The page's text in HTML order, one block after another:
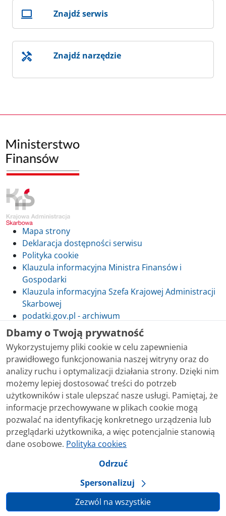
Znajdź serwis
Znajdź narzędzie
Mapa strony
Deklaracja dostępności serwisu
Polityka cookie
Klauzula informacyjna Ministra Finansów i
Gospodarki
Klauzula informacyjna Szefa Krajowej Administracji
Skarbowej
podatki.gov.pl - archiwum
Skontaktuj się z nami
Treści zamieszczone w serwisie udostępniamy
bezpłatnie. Korzystanie z treści opublikowanych w
serwisie podatki.gov.pl, niezależnie od celu i sposobu
korzystania, nie wymaga zgody Ministerstwa Finansów.
Treści znaczone w serwisie jako treści będące
przedmiotem praw autorskich, o ile nie jest to
stwierdzone inaczej, są udostępniane na licencji
Ustawienia prywatności
Dbamy o Twoją prywatność
Wykorzystujemy pliki cookie w celu zapewnienia
prawidłowego funkcjonowania naszej witryny oraz do
analizy ruchu i optymalizacji działania strony. Dzięki nim
możemy lepiej dostosować treści do potrzeb
użytkowników i stale ulepszać nasze usługi. Pamiętaj, że
informacje przechowywane w plikach cookie mogą
pozwalać na identyfikację konkretnego urządzenia lub
przeglądarki użytkownika, a więc potencjalnie stanowią
dane osobowe. Polityka cookies
Odrzuć
Spersonalizuj
Zezwól na wszystkie